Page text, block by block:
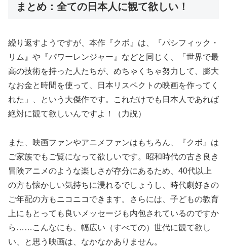
まとめ：全ての日本人に観て欲しい！
繰り返すようですが、本作『クボ』は、『パシフィック・
リム』や『パワーレンジャー』などと同じく、「世界で最
高の技術を持った人たちが、めちゃくちゃ努力して、膨大
なお金と時間を使って、日本リスペクトの映画を作ってく
れた」、という大傑作です。これだけでも日本人であれば
絶対に観て欲しいんですよ！（力説）
また、映画ファンやアニメファンはもちろん、『クボ』は
ご家族でもご覧になって欲しいです。昭和時代の古き良き
冒険アニメのような楽しさが存分にあるため、40代以上
の方も懐かしい気持ちに浸れるでしょうし、時代劇好きの
ご年配の方もニコニコできます。さらには、子どもの教育
上にもとっても良いメッセージも内包されているのですか
ら……こんなにも、幅広い（すべての）世代に観て欲し
い、と思う映画は、なかなかありません。